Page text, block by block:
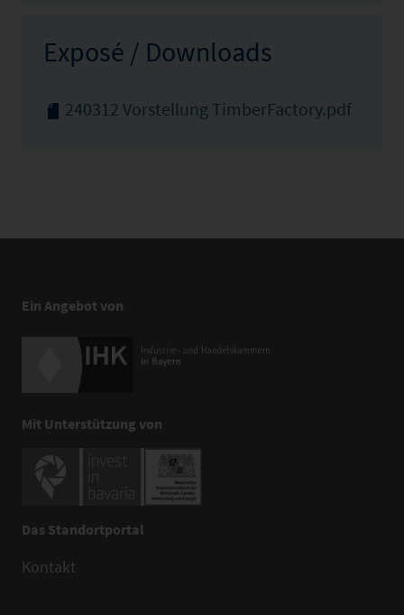
Exposé / Downloads
240312 Vorstellung TimberFactory.pdf
Ein Angebot von
Mit Unterstützung von
Das Standortportal
Kontakt